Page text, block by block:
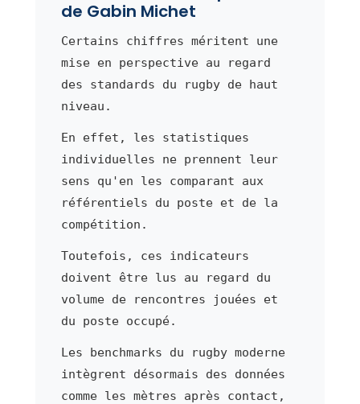
de Gabin Michet
Certains chiffres méritent une
mise en perspective au regard
des standards du rugby de haut
niveau.
En effet, les statistiques
individuelles ne prennent leur
sens qu'en les comparant aux
référentiels du poste et de la
compétition.
Toutefois, ces indicateurs
doivent être lus au regard du
volume de rencontres jouées et
du poste occupé.
Les benchmarks du rugby moderne
intègrent désormais des données
comme les mètres après contact,